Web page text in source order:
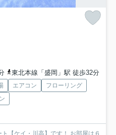
東北本線「盛岡」駅 徒歩32分
エアコン
フローリング
・川高】です！ お部屋は６